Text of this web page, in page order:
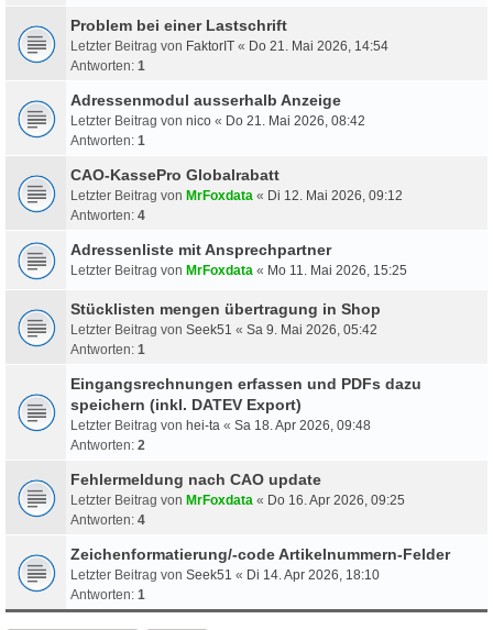
Problem bei einer Lastschrift
Letzter Beitrag von FaktorIT « Do 21. Mai 2026, 14:54
Antworten: 1
Adressenmodul ausserhalb Anzeige
Letzter Beitrag von nico « Do 21. Mai 2026, 08:42
Antworten: 1
CAO-KassePro Globalrabatt
Letzter Beitrag von MrFoxdata « Di 12. Mai 2026, 09:12
Antworten: 4
Adressenliste mit Ansprechpartner
Letzter Beitrag von MrFoxdata « Mo 11. Mai 2026, 15:25
Stücklisten mengen übertragung in Shop
Letzter Beitrag von Seek51 « Sa 9. Mai 2026, 05:42
Antworten: 1
Eingangsrechnungen erfassen und PDFs dazu
speichern (inkl. DATEV Export)
Letzter Beitrag von hei-ta « Sa 18. Apr 2026, 09:48
Antworten: 2
Fehlermeldung nach CAO update
Letzter Beitrag von MrFoxdata « Do 16. Apr 2026, 09:25
Antworten: 4
Zeichenformatierung/-code Artikelnummern-Felder
Letzter Beitrag von Seek51 « Di 14. Apr 2026, 18:10
Antworten: 1